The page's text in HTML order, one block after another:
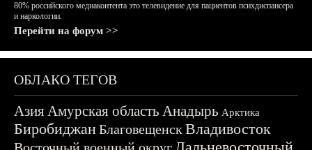
80% российского медиаконтента это телевидение для пациентов психдиспансера
и наркологии.
Перейти на форум >>
ОБЛАКО ТЕГОВ
АзияАмурская область Анадырь Арктика
БиробиджанБлаговещенскВладивосток